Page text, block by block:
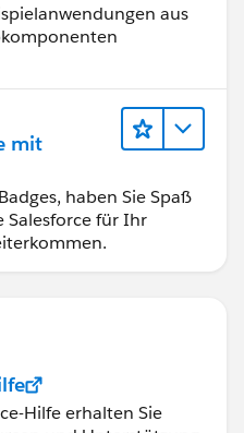
aus
mit
haben Sie Spaß
Salesforce für Ihr
Hilfe erhalten Sie